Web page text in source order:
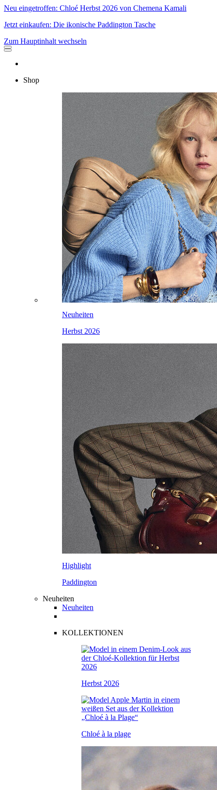
Neu eingetroffen: Chloé Herbst 2026 von Chemena Kamali
Jetzt einkaufen: Die ikonische Paddington Tasche
Zum Hauptinhalt wechseln
Shop
Neuheiten
Herbst 2026
Highlight
Paddington
Neuheiten
Neuheiten
KOLLEKTIONEN
Herbst 2026
Chloé à la plage